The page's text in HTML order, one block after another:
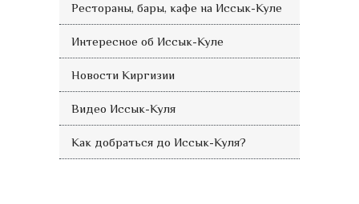
Рестораны, бары, кафе на Иссык-Куле
Интересное об Иссык-Куле
Новости Киргизии
Видео Иссык-Куля
Как добраться до Иссык-Куля?